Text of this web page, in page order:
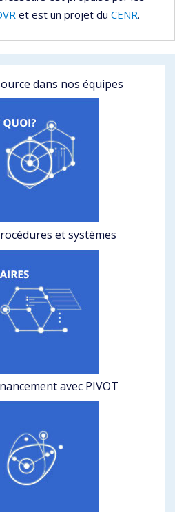
et est un projet du CENR.
dans nos équipes
et systèmes
avec PIVOT